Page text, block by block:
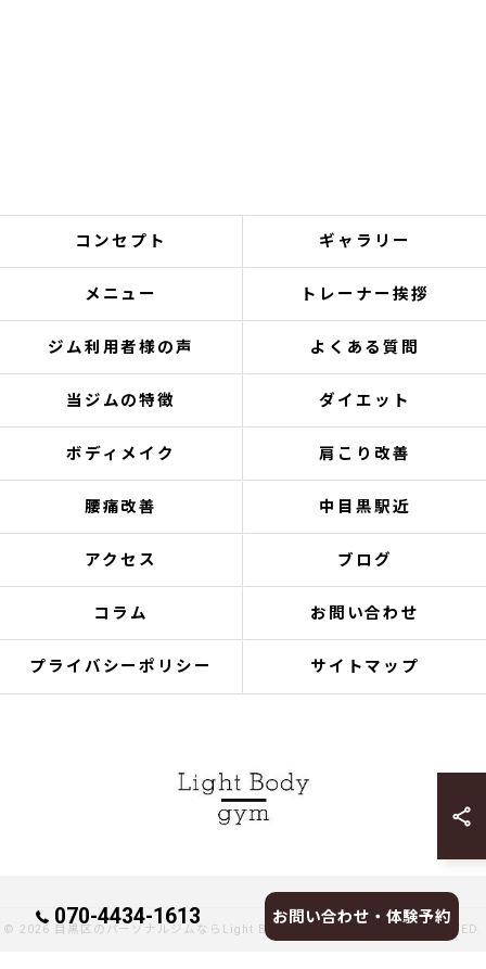
070-4434-1613 お問い合わせ・体験予約
コンセプト ギャラリー
メニュー トレーナー挨拶
ジム利用者様の声 よくある質問
当ジムの特徴 ダイエット
ボディメイク 肩こり改善
腰痛改善 中目黒駅近
アクセス ブログ
コラム お問い合わせ
プライバシーポリシー サイトマップ
© 2026 目黒区のパーソナルジムならLight Body gymへ ALL RIGHTS RESERVED.